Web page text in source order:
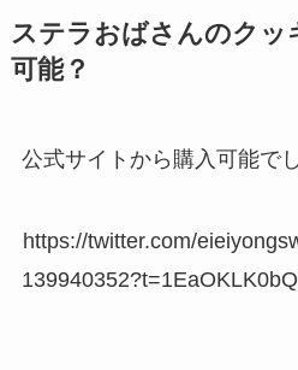
ステラおばさんのクッ
可能？
公式サイトから購入可能で
https://twitter.com/